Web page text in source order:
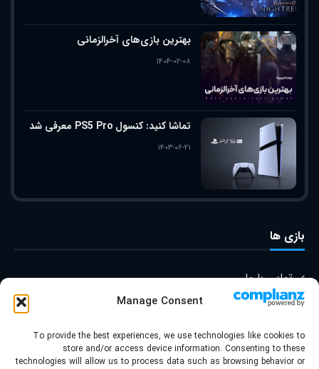
Manage Consent
To provide the best experiences, we use technologies like cookies to
store and/or access device information. Consenting to these
technologies will allow us to process data such as browsing behavior or
بهترین بازی‌های آخرالزمانی
۱۴۰۴-۰۲-۰۸
تماشا کنید: کنسول PS5 Pro معرفی شد
۱۴۰۳-۰۶-۲۱
بازی ها
تماس با ما
درباره ما